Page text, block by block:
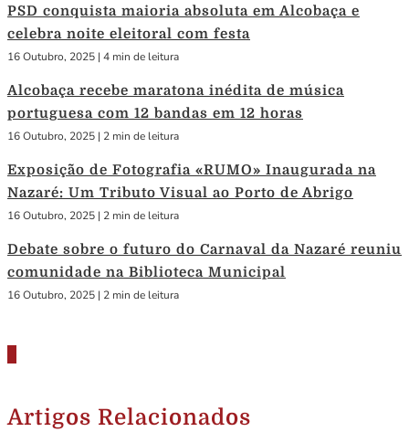
PSD conquista maioria absoluta em Alcobaça e
celebra noite eleitoral com festa
16 Outubro, 2025 | 4 min de leitura
Alcobaça recebe maratona inédita de música
portuguesa com 12 bandas em 12 horas
16 Outubro, 2025 | 2 min de leitura
Exposição de Fotografia «RUMO» Inaugurada na
Nazaré: Um Tributo Visual ao Porto de Abrigo
16 Outubro, 2025 | 2 min de leitura
Debate sobre o futuro do Carnaval da Nazaré reuniu
comunidade na Biblioteca Municipal
16 Outubro, 2025 | 2 min de leitura
Artigos Relacionados